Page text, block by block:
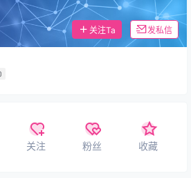
关注Ta 发私信
关注 粉丝 收藏